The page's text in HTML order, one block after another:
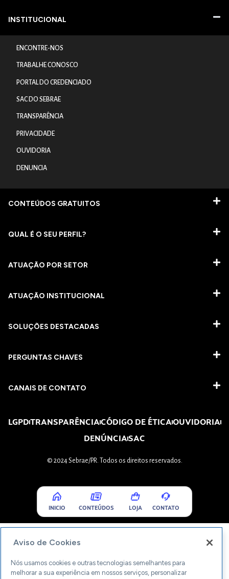
INSTITUCIONAL
ENCONTRE-NOS
TRABALHE CONOSCO
PORTAL DO CREDENCIADO
SAC DO SEBRAE
TRANSPARÊNCIA
PRIVACIDADE
OUVIDORIA
DENUNCIA
CONTEÚDOS GRATUITOS
QUAL É O SEU PERFIL?
ATUAÇÃO POR SETOR
ATUAÇÃO INSTITUCIONAL
SOLUÇÕES DESTACADAS
PERGUNTAS CHAVES​
CANAIS DE CONTATO
LGPDTRANSPARÊNCIACÓDIGO DE ÉTICAOUVIDORIA
DENÚNCIASAC
© 2024 Sebrae/PR. Todos os direitos reservados.
INICIO CONTEÚDOS LOJA CONTATO
Aviso de Cookies
Nós usamos cookies e outras tecnologias semelhantes para
melhorar a sua experiência em nossos serviços, personalizar